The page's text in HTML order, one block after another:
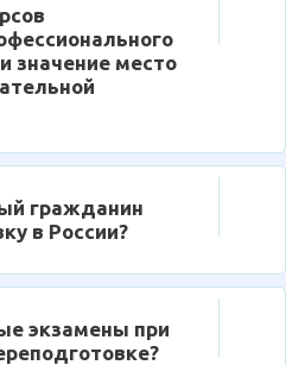
значение место
гражданин
в России?
экзамены при